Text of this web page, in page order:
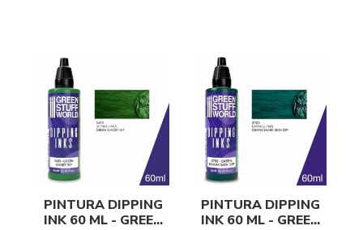
PINTURA DIPPING
INK 60 ML - GREEN
PINTURA DIPPING
INK 60 ML - GREEN